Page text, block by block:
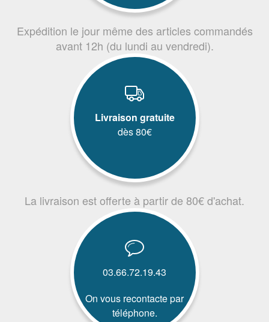
Expédition le jour même des articles commandés
avant 12h (du lundi au vendredi).
Livraison gratuite
dès 80€
La livraison est offerte à partir de 80€ d'achat.
03.66.72.19.43
On vous recontacte par
téléphone.